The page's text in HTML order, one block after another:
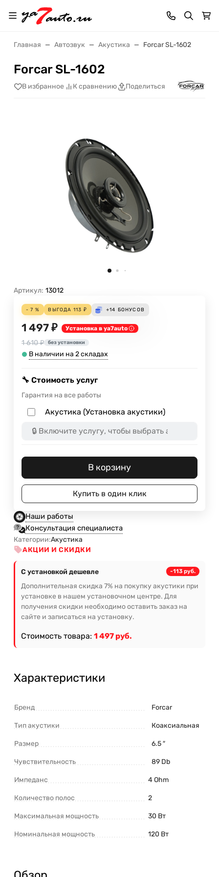
Главная Автозвук Акустика Forcar SL-1602
Forcar SL-1602
В избранное К сравнению Поделиться
Артикул: 13012
- 7 % ВЫГОДА 113 ₽ +14 БОНУСОВ
1 497 ₽ Установка в ya7auto
1 610 ₽ без установки
В наличии на 2 складах
🔧 Стоимость услуг
Гарантия на все работы
Акустика (Установка акустики)
В корзину
Купить в один клик
Наши работы
Консультация специалиста
Категории:Акустика
АКЦИИ И СКИДКИ
С установкой дешевле -113 руб.
Дополнительная скидка 7% на покупку акустики при
установке в нашем установочном центре. Для
получения скидки необходимо оставить заказ на
сайте и записаться на установку.
Стоимость товара: 1 497 руб.
Характеристики
Бренд Forcar
Тип акустики Коаксиальная
Размер 6.5 ″
Чувствительность 89 Db
Импеданс 4 Ohm
Количество полос 2
Максимальная мощность 30 Вт
Номинальная мощность 120 Вт